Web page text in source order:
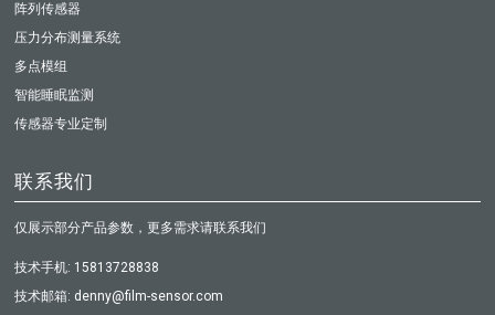
阵列传感器
压力分布测量系统
多点模组
智能睡眠监测
传感器专业定制
联系我们
仅展示部分产品参数，更多需求请联系我们
技术手机: 15813728838
技术邮箱: denny@film-sensor.com